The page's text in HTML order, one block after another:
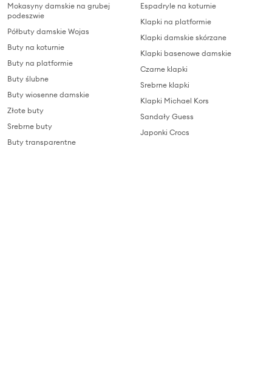
Mokasyny damskie na grubej
podeszwie
Półbuty damskie Wojas
Buty na koturnie
Buty na platformie
Buty ślubne
Buty wiosenne damskie
Złote buty
Srebrne buty
Buty transparentne
Espadryle na koturnie
Klapki na platformie
Klapki damskie skórzane
Klapki basenowe damskie
Czarne klapki
Srebrne klapki
Klapki Michael Kors
Sandały Guess
Japonki Crocs